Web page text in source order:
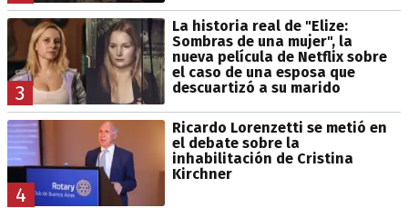
3
La historia real de "Elize:
Sombras de una mujer", la
nueva película de Netflix sobre
el caso de una esposa que
descuartizó a su marido
4
Ricardo Lorenzetti se metió en
el debate sobre la
inhabilitación de Cristina
Kirchner